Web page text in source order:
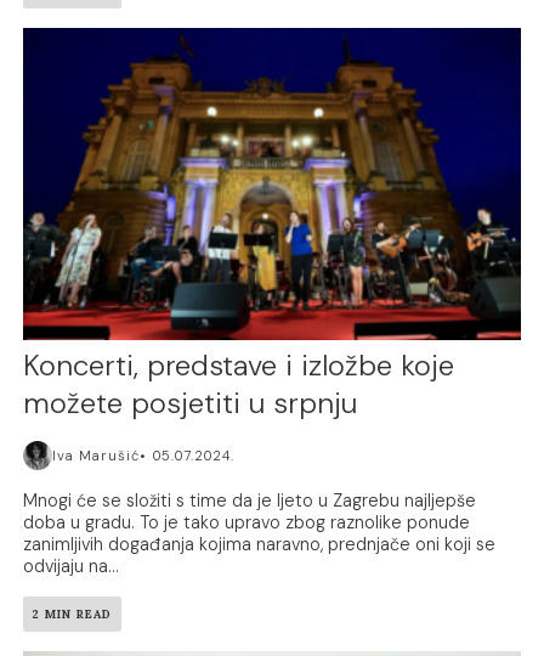
Koncerti, predstave i izložbe koje
možete posjetiti u srpnju
Iva Marušić 05.07.2024.
Mnogi će se složiti s time da je ljeto u Zagrebu najljepše
doba u gradu. To je tako upravo zbog raznolike ponude
zanimljivih događanja kojima naravno, prednjače oni koji se
odvijaju na...
2 MIN READ